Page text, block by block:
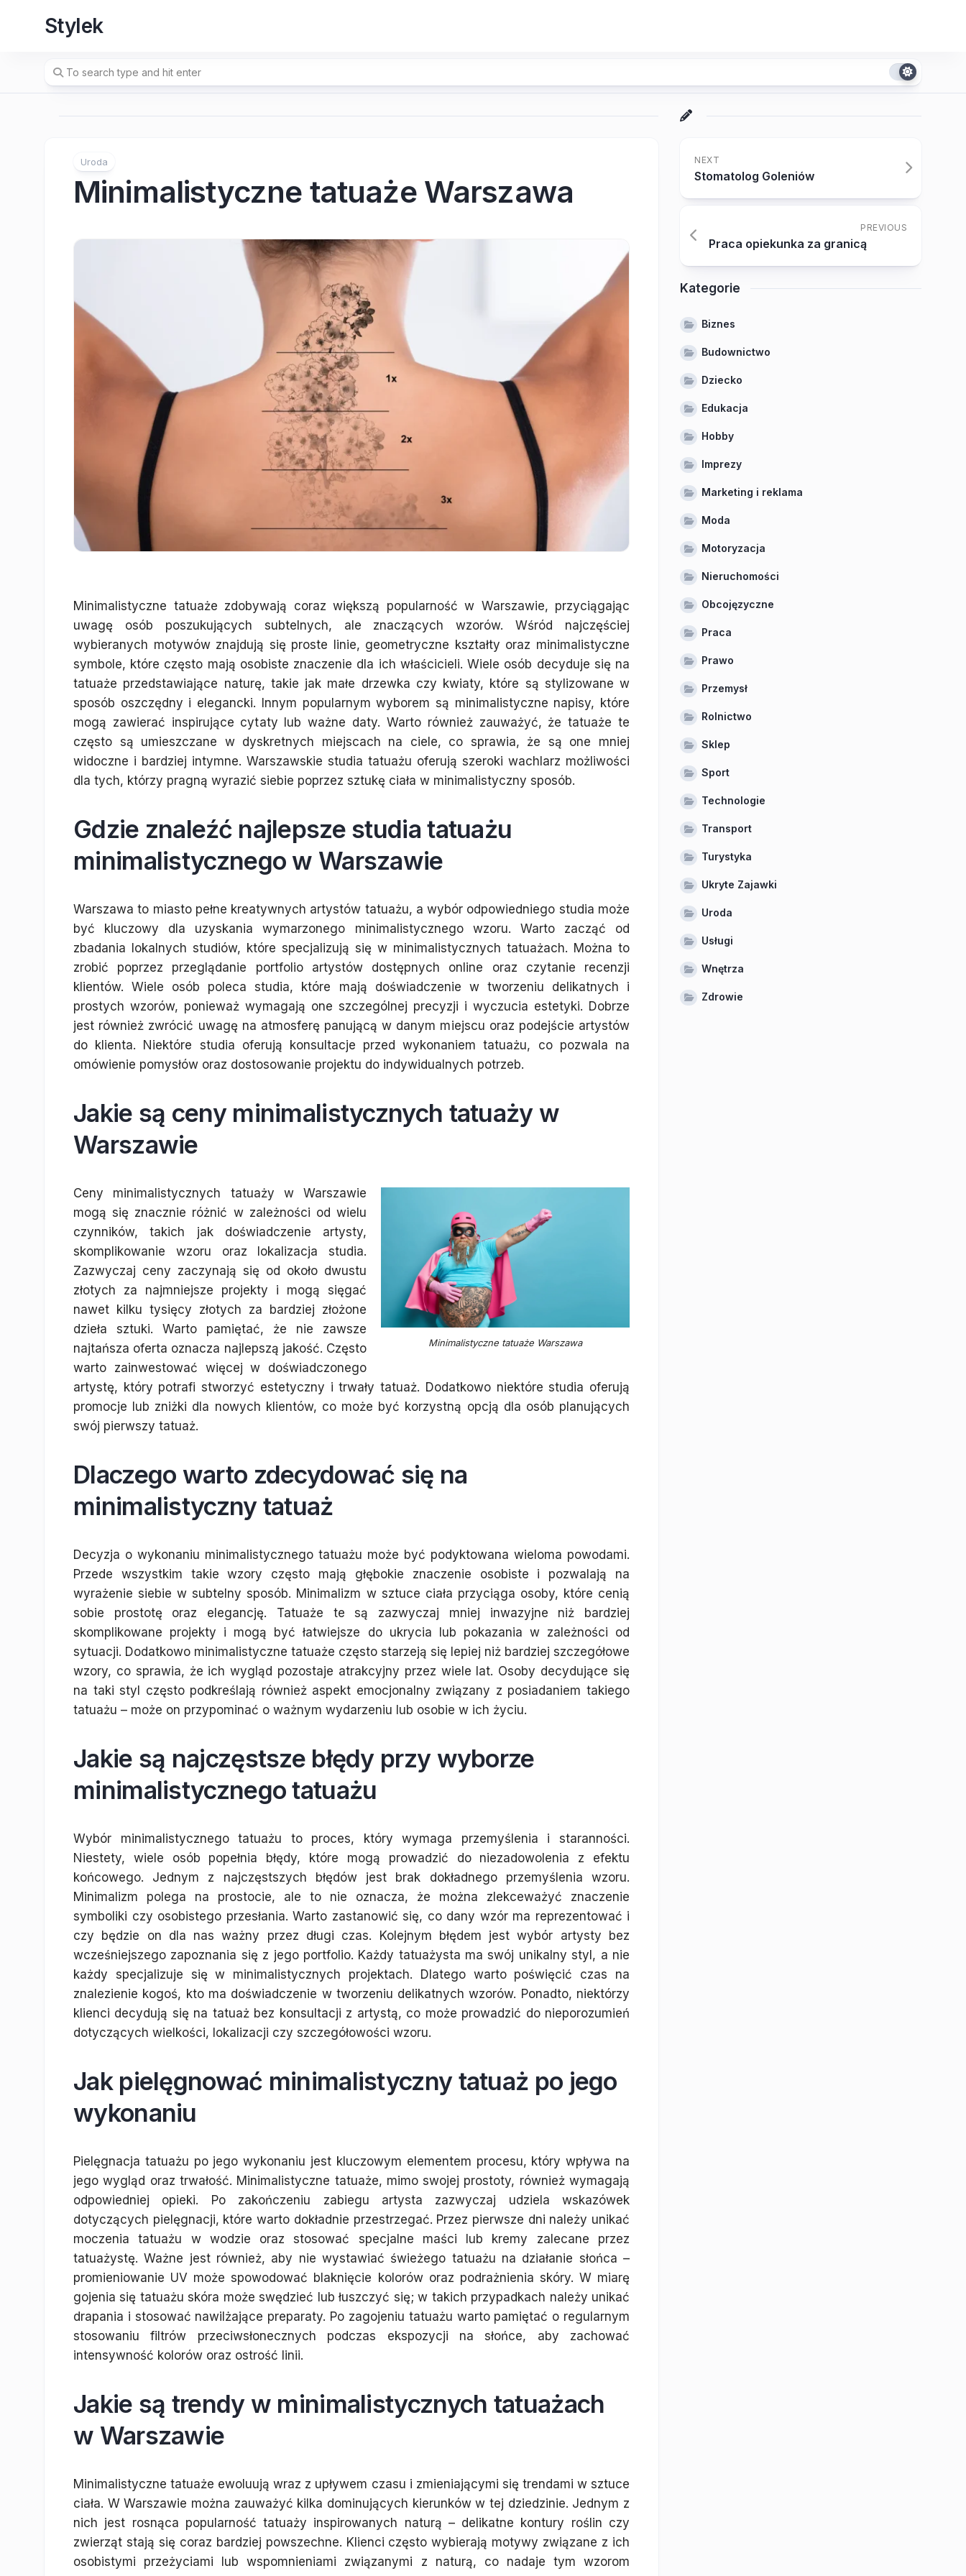
Stylek
Uroda
Minimalistyczne tatuaże Warszawa
Minimalistyczne tatuaże zdobywają coraz większą popularność w Warszawie, przyciągając
uwagę osób poszukujących subtelnych, ale znaczących wzorów. Wśród najczęściej
wybieranych motywów znajdują się proste linie, geometryczne kształty oraz minimalistyczne
symbole, które często mają osobiste znaczenie dla ich właścicieli. Wiele osób decyduje się na
tatuaże przedstawiające naturę, takie jak małe drzewka czy kwiaty, które są stylizowane w
sposób oszczędny i elegancki. Innym popularnym wyborem są minimalistyczne napisy, które
mogą zawierać inspirujące cytaty lub ważne daty. Warto również zauważyć, że tatuaże te
często są umieszczane w dyskretnych miejscach na ciele, co sprawia, że są one mniej
widoczne i bardziej intymne. Warszawskie studia tatuażu oferują szeroki wachlarz możliwości
dla tych, którzy pragną wyrazić siebie poprzez sztukę ciała w minimalistyczny sposób.
Gdzie znaleźć najlepsze studia tatuażu
minimalistycznego w Warszawie
Warszawa to miasto pełne kreatywnych artystów tatuażu, a wybór odpowiedniego studia może
być kluczowy dla uzyskania wymarzonego minimalistycznego wzoru. Warto zacząć od
zbadania lokalnych studiów, które specjalizują się w minimalistycznych tatuażach. Można to
zrobić poprzez przeglądanie portfolio artystów dostępnych online oraz czytanie recenzji
klientów. Wiele osób poleca studia, które mają doświadczenie w tworzeniu delikatnych i
prostych wzorów, ponieważ wymagają one szczególnej precyzji i wyczucia estetyki. Dobrze
jest również zwrócić uwagę na atmosferę panującą w danym miejscu oraz podejście artystów
do klienta. Niektóre studia oferują konsultacje przed wykonaniem tatuażu, co pozwala na
omówienie pomysłów oraz dostosowanie projektu do indywidualnych potrzeb.
Jakie są ceny minimalistycznych tatuaży w
Warszawie
Minimalistyczne tatuaże Warszawa
Ceny minimalistycznych tatuaży w Warszawie
mogą się znacznie różnić w zależności od wielu
czynników, takich jak doświadczenie artysty,
skomplikowanie wzoru oraz lokalizacja studia.
Zazwyczaj ceny zaczynają się od około dwustu
złotych za najmniejsze projekty i mogą sięgać
nawet kilku tysięcy złotych za bardziej złożone
dzieła sztuki. Warto pamiętać, że nie zawsze
najtańsza oferta oznacza najlepszą jakość. Często
warto zainwestować więcej w doświadczonego
artystę, który potrafi stworzyć estetyczny i trwały tatuaż. Dodatkowo niektóre studia oferują
promocje lub zniżki dla nowych klientów, co może być korzystną opcją dla osób planujących
swój pierwszy tatuaż.
Dlaczego warto zdecydować się na
minimalistyczny tatuaż
Decyzja o wykonaniu minimalistycznego tatuażu może być podyktowana wieloma powodami.
Przede wszystkim takie wzory często mają głębokie znaczenie osobiste i pozwalają na
wyrażenie siebie w subtelny sposób. Minimalizm w sztuce ciała przyciąga osoby, które cenią
sobie prostotę oraz elegancję. Tatuaże te są zazwyczaj mniej inwazyjne niż bardziej
skomplikowane projekty i mogą być łatwiejsze do ukrycia lub pokazania w zależności od
sytuacji. Dodatkowo minimalistyczne tatuaże często starzeją się lepiej niż bardziej szczegółowe
wzory, co sprawia, że ich wygląd pozostaje atrakcyjny przez wiele lat. Osoby decydujące się
na taki styl często podkreślają również aspekt emocjonalny związany z posiadaniem takiego
tatuażu – może on przypominać o ważnym wydarzeniu lub osobie w ich życiu.
Jakie są najczęstsze błędy przy wyborze
minimalistycznego tatuażu
Wybór minimalistycznego tatuażu to proces, który wymaga przemyślenia i staranności.
Niestety, wiele osób popełnia błędy, które mogą prowadzić do niezadowolenia z efektu
końcowego. Jednym z najczęstszych błędów jest brak dokładnego przemyślenia wzoru.
Minimalizm polega na prostocie, ale to nie oznacza, że można zlekceważyć znaczenie
symboliki czy osobistego przesłania. Warto zastanowić się, co dany wzór ma reprezentować i
czy będzie on dla nas ważny przez długi czas. Kolejnym błędem jest wybór artysty bez
wcześniejszego zapoznania się z jego portfolio. Każdy tatuażysta ma swój unikalny styl, a nie
każdy specjalizuje się w minimalistycznych projektach. Dlatego warto poświęcić czas na
znalezienie kogoś, kto ma doświadczenie w tworzeniu delikatnych wzorów. Ponadto, niektórzy
klienci decydują się na tatuaż bez konsultacji z artystą, co może prowadzić do nieporozumień
dotyczących wielkości, lokalizacji czy szczegółowości wzoru.
Jak pielęgnować minimalistyczny tatuaż po jego
wykonaniu
Pielęgnacja tatuażu po jego wykonaniu jest kluczowym elementem procesu, który wpływa na
jego wygląd oraz trwałość. Minimalistyczne tatuaże, mimo swojej prostoty, również wymagają
odpowiedniej opieki. Po zakończeniu zabiegu artysta zazwyczaj udziela wskazówek
dotyczących pielęgnacji, które warto dokładnie przestrzegać. Przez pierwsze dni należy unikać
moczenia tatuażu w wodzie oraz stosować specjalne maści lub kremy zalecane przez
tatuażystę. Ważne jest również, aby nie wystawiać świeżego tatuażu na działanie słońca –
promieniowanie UV może spowodować blaknięcie kolorów oraz podrażnienia skóry. W miarę
gojenia się tatuażu skóra może swędzieć lub łuszczyć się; w takich przypadkach należy unikać
drapania i stosować nawilżające preparaty. Po zagojeniu tatuażu warto pamiętać o regularnym
stosowaniu filtrów przeciwsłonecznych podczas ekspozycji na słońce, aby zachować
intensywność kolorów oraz ostrość linii.
Jakie są trendy w minimalistycznych tatuażach
w Warszawie
Minimalistyczne tatuaże ewoluują wraz z upływem czasu i zmieniającymi się trendami w sztuce
ciała. W Warszawie można zauważyć kilka dominujących kierunków w tej dziedzinie. Jednym z
nich jest rosnąca popularność tatuaży inspirowanych naturą – delikatne kontury roślin czy
zwierząt stają się coraz bardziej powszechne. Klienci często wybierają motywy związane z ich
osobistymi przeżyciami lub wspomnieniami związanymi z naturą, co nadaje tym wzorom
NEXT
Stomatolog Goleniów
PREVIOUS
Praca opiekunka za granicą
Kategorie
Biznes
Budownictwo
Dziecko
Edukacja
Hobby
Imprezy
Marketing i reklama
Moda
Motoryzacja
Nieruchomości
Obcojęzyczne
Praca
Prawo
Przemysł
Rolnictwo
Sklep
Sport
Technologie
Transport
Turystyka
Ukryte Zajawki
Uroda
Usługi
Wnętrza
Zdrowie